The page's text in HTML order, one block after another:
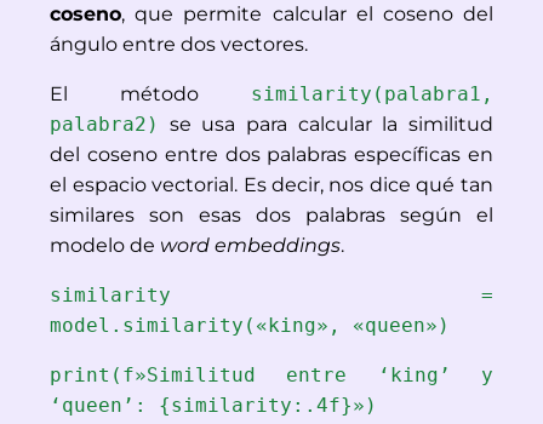
coseno, que permite calcular el coseno del
ángulo entre dos vectores.
El método similarity(palabra1,
palabra2)
se usa para calcular la similitud
del coseno entre dos palabras específicas en
el espacio vectorial. Es decir, nos dice qué tan
similares son esas dos palabras según el
modelo de word embeddings.
similarity =
model.similarity(«king», «queen»)
print(f»Similitud entre ‘king’ y
‘queen’: {similarity:.4f}»)